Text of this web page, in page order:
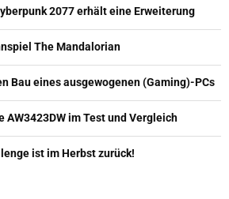
2077 erhält eine Erweiterung
The Mandalorian
Bau eines ausgewogenen (Gaming)-PCs
AW3423DW im Test und Vergleich
ist im Herbst zurück!